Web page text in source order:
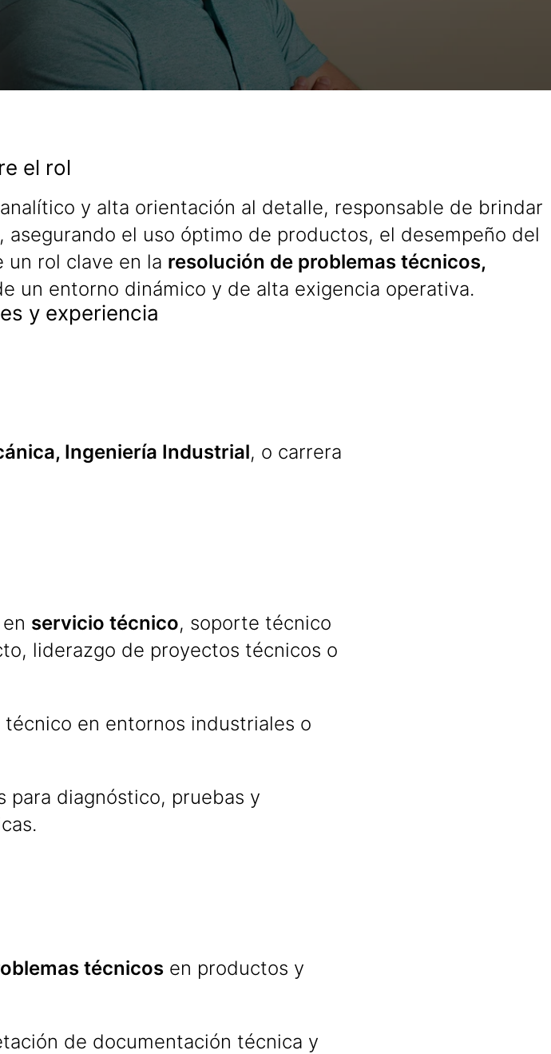
el rol
y alta orientación al detalle, responsable de brindar
, asegurando el uso óptimo de productos, el desempeño del
un rol clave en la resolución de problemas técnicos,
un entorno dinámico y de alta exigencia operativa.
y experiencia
Ingeniería Industrial, o carrera
servicio técnico, soporte técnico
liderazgo de proyectos técnicos o
en entornos industriales o
diagnóstico, pruebas y
técnicos en productos y
de documentación técnica y